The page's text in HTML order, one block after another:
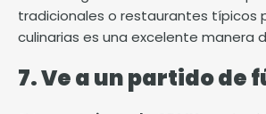
tradicionales o restaurantes típicos
culinarias es una excelente manera
7. Ve a un partido de